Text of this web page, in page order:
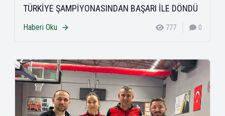
TÜRKİYE ŞAMPİYONASINDAN BAŞARI İLE DÖNDÜ
Haberi Oku 777 0